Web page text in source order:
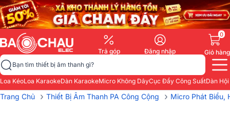
Trả góp Đăng nhập
0
Giỏ hàng
Bạn tìm thiết bị âm thanh gì?
Loa KéoLoa KaraokeDàn KaraokeMicro Không DâyCục Đẩy Công SuấtDàn
Trang Chủ › Thiết Bị Âm Thanh PA Công Cộng › Micro Phát Biểu,